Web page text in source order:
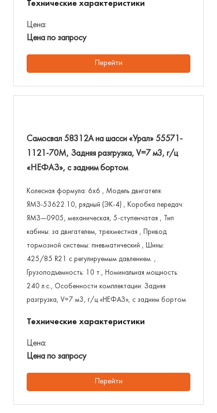
Технические характеристики
Цена:
Цена по запросу
Перейти
Самосвал 58312А на шасси «Урал» 55571-
1121-70М, Задняя разгрузка, V=7 м3, г/ц
«НЕФАЗ», с задним бортом
Колесная формула: 6х6 , Модель двигателя:
ЯМЗ-53622.10, рядный (ЭК-4) , Коробка передач:
ЯМЗ—0905, механическая, 5-ступенчатая , Тип
кабины: за двигателем, трехместная , Привод
тормозной системы: пневматический , Шины:
425/85 R21 с регулируемым давлением. ,
Грузоподъемность: 10 т., Номинальная мощность:
240 л.с., Особенности комплектации: Задняя
разгрузка, V=7 м3, г/ц «НЕФАЗ», с задним бортом
Технические характеристики
Цена:
Цена по запросу
Перейти